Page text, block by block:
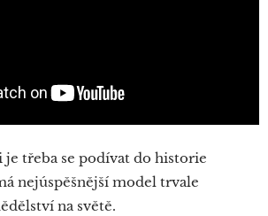
je třeba se podívat do historie
nejúspěšnější model trvale
na světě.